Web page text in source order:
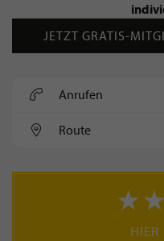
JETZT GRATIS-
Anrufen
Route
HIER